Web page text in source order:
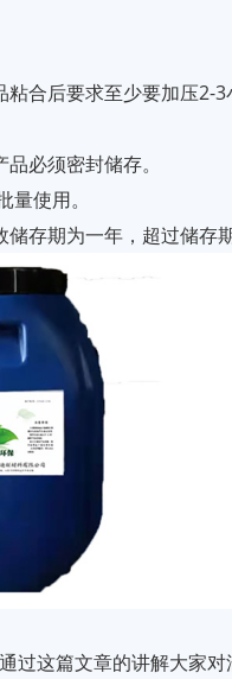
合后要求至少要加压2-
必须密封储存。
使用。
存期为一年，超过储存
过这篇文章的讲解大家